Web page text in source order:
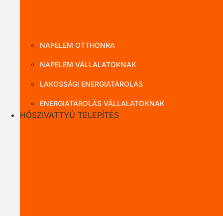
NAPELEM OTTHONRA
NAPELEM VÁLLALATOKNAK
LAKOSSÁGI ENERGIATÁROLÁS
ENERGIATÁROLÁS VÁLLALATOKNAK
HŐSZIVATTYÚ TELEPÍTÉS